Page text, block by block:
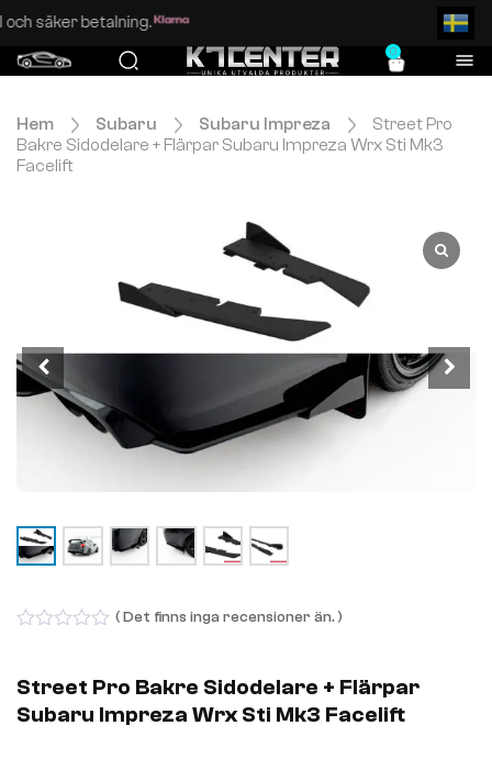
Enkel och säker betalning.
0
Hem Subaru Subaru Impreza
Street Pro
Bakre Sidodelare + Flärpar Subaru Impreza Wrx Sti Mk3
Facelift
of
5
( Det finns inga recensioner än. )
Street Pro Bakre Sidodelare + Flärpar
Subaru Impreza Wrx Sti Mk3 Facelift